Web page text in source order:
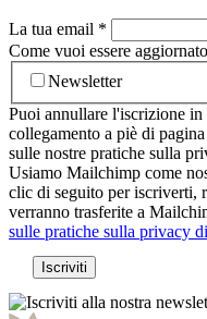
La tua email *
Come vuoi essere
Newsletter
Puoi annullare l'iscrizione
collegamento a piè di
sulle nostre pratiche sulla
Usiamo Mailchimp come
clic di seguito per iscriverti,
verranno trasferite a
sulle pratiche sulla privacy